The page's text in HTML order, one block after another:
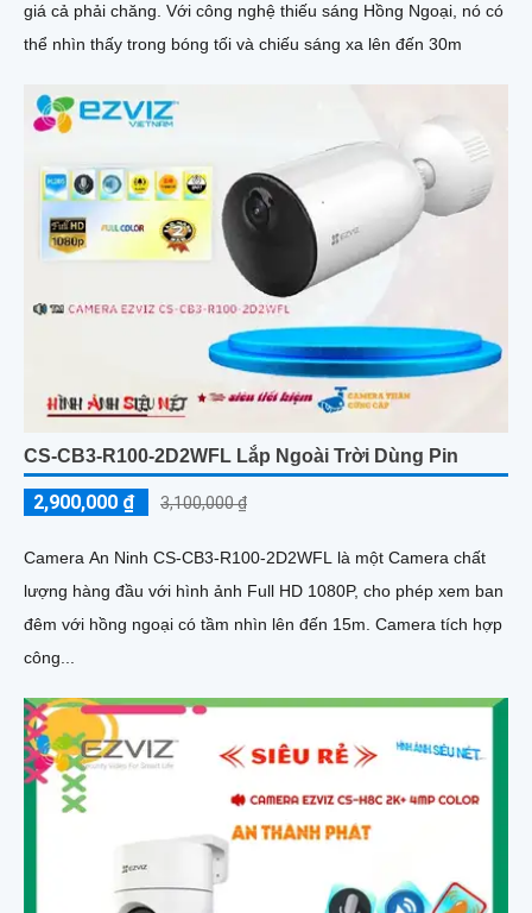
giá cả phải chăng. Với công nghệ thiếu sáng Hồng Ngoại, nó có
thể nhìn thấy trong bóng tối và chiếu sáng xa lên đến 30m
CS-CB3-R100-2D2WFL Lắp Ngoài Trời Dùng Pin
2,900,000 ₫ 3,100,000 ₫
Camera An Ninh CS-CB3-R100-2D2WFL là một Camera chất
lượng hàng đầu với hình ảnh Full HD 1080P, cho phép xem ban
đêm với hồng ngoại có tầm nhìn lên đến 15m. Camera tích hợp
công...